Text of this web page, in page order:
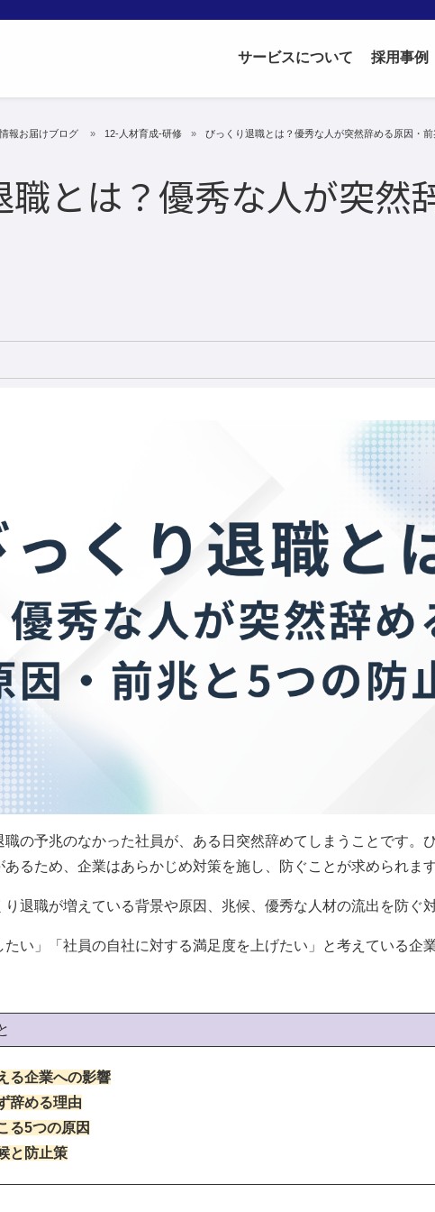
サービスについて 採用事例
報お届けブログ 12-人材育成-研修 びっくり退職とは？優秀な人が突然辞める原因・
職とは？優秀な人が突然
職の予兆のなかった社員が、ある日突然辞めてしまうことです。
るため、企業はあらかじめ対策を施し、防ぐことが求められます
退職が増えている背景や原因、兆候、優秀な人材の流出を防ぐ
たい」「社員の自社に対する満足度を上げたい」と考えている企
る企業への影響
辞める理由
る5つの原因
と防止策